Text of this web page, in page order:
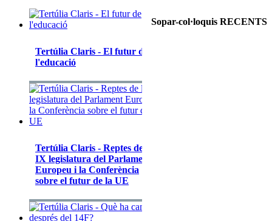
Sopar-col·loquis RECENTS
Tertúlia Claris - El futur de
l'educació
Tertúlia Claris - Reptes de la
IX legislatura del Parlament
Europeu i la Conferència
sobre el futur de la UE